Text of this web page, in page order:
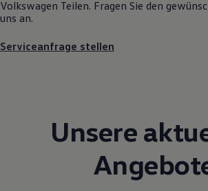
Motorenöl und
Economy Service
Entertainment und
Individualisieren
Wallbox und Ladekabel
Digitale Extras
Dienste für Ihr Modell
Volkswagen Apps, Login
Volkswagen Teilen. Fragen Sie den
uns an.
Serviceanfrage stellen
Unsere